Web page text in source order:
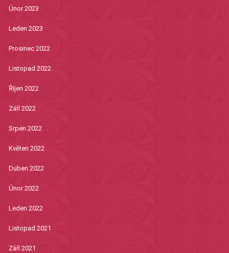
Únor 2023
Leden 2023
Prosinec 2022
Listopad 2022
Říjen 2022
Září 2022
Srpen 2022
Květen 2022
Duben 2022
Únor 2022
Leden 2022
Listopad 2021
Září 2021